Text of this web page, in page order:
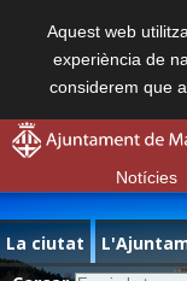
Aquest web
experiència de
considerem que
Notícies
La ciutat